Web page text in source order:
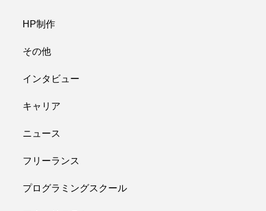
HP制作
その他
インタビュー
キャリア
ニュース
フリーランス
プログラミングスクール